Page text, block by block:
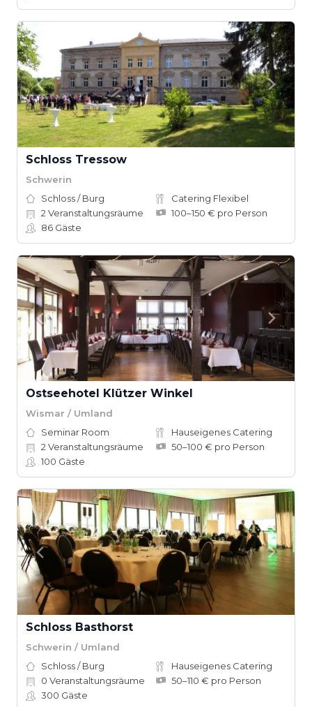
Schloss Tressow
Schwerin
Schloss / Burg
Catering Flexibel
2 Veranstaltungsräume
100–150 € pro Person
86 Gäste
Ostseehotel Klützer Winkel
Wismar / Umland
Seminar Room
Hauseigenes Catering
2 Veranstaltungsräume
50–100 € pro Person
100 Gäste
Schloss Basthorst
Schwerin / Umland
Schloss / Burg
Hauseigenes Catering
0 Veranstaltungsräume
50–110 € pro Person
300 Gäste